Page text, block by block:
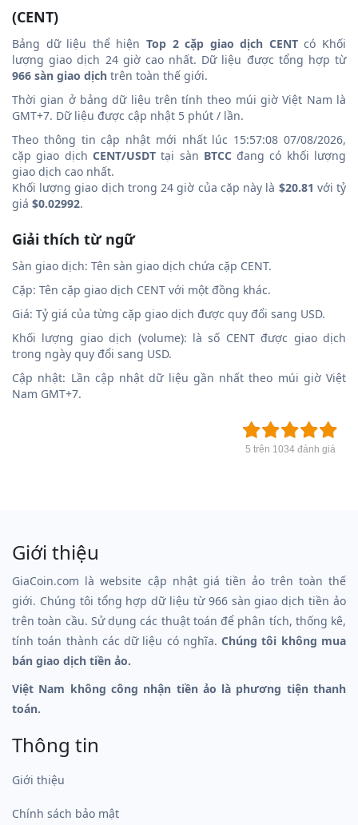
(CENT)
Bảng dữ liệu thể hiện Top 2 cặp giao dịch CENTcó Khối
lượng giao dịch 24 giờ cao nhất. Dữ liệu được tổng hợp từ
966 sàn giao dịch trên toàn thế giới.
Thời gian ở bảng dữ liệu trên tính theo múi giờ Việt Nam là
GMT+7. Dữ liệu được cập nhật 5 phút / lần.
Theo thông tin cập nhật mới nhất lúc 15:57:08 07/08/2026,
cặp giao dịch CENT/USDTtại sàn BTCC đang có khối lượng
giao dịch cao nhất.
Khối lượng giao dịch trong 24 giờ của cặp này là $20.81 với tỷ
giá $0.02992.
Giải thích từ ngữ
Sàn giao dịch: Tên sàn giao dịch chứa cặp CENT.
Cặp: Tên cặp giao dịch CENT với một đồng khác.
Giá: Tỷ giá của từng cặp giao dịch được quy đổi sang USD.
Khối lượng giao dịch (volume): là số CENT được giao dịch
trong ngày quy đổi sang USD.
Cập nhật: Lần cập nhật dữ liệu gần nhất theo múi giờ Việt
Nam GMT+7.
5 trên 1034 đánh giá
Giới thiệu
GiaCoin.com là website cập nhật giá tiền ảo trên toàn thế
giới. Chúng tôi tổng hợp dữ liệu từ 966 sàn giao dịch tiền ảo
trên toàn cầu. Sử dụng các thuật toán để phân tích, thống kê,
tính toán thành các dữ liệu có nghĩa.Chúng tôi không mua
bán giao dịch tiền ảo.
Việt Nam không công nhận tiền ảo là phương tiện thanh
toán.
Thông tin
Giới thiệu
Chính sách bảo mật